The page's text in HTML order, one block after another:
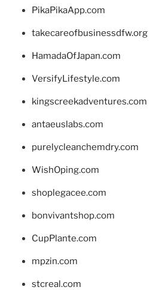
PikaPikaApp.com
takecareofbusinessdfw.org
HamadaOfJapan.com
VersifyLifestyle.com
kingscreekadventures.com
antaeuslabs.com
purelycleanchemdry.com
WishOping.com
shoplegacee.com
bonvivantshop.com
CupPlante.com
mpzin.com
stcreal.com